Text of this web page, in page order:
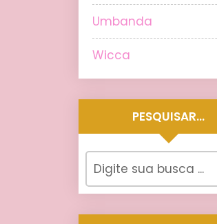
Umbanda
Wicca
PESQUISAR…